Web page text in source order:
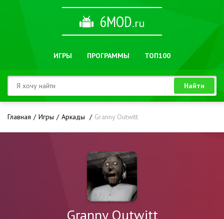
6MOD.ru
ИГРЫ ПРОГРАММЫ ТОП100
Найти
Главная Игры Аркады Granny Outwitt
Granny Outwitt